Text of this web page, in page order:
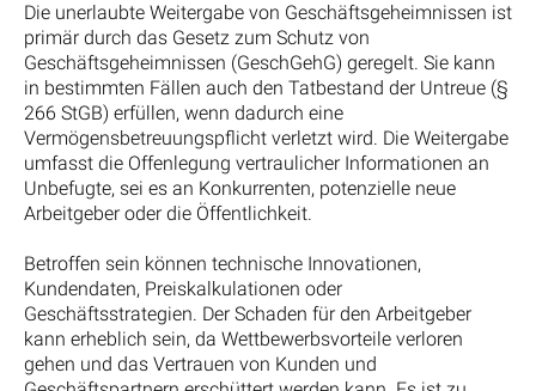
Die unerlaubte Weitergabe von Geschäftsgeheimnissen ist
primär durch das Gesetz zum Schutz von
Geschäftsgeheimnissen (GeschGehG) geregelt. Sie kann
in bestimmten Fällen auch den Tatbestand der Untreue (§
266 StGB) erfüllen, wenn dadurch eine
Vermögensbetreuungspflicht verletzt wird. Die Weitergabe
umfasst die Offenlegung vertraulicher Informationen an
Unbefugte, sei es an Konkurrenten, potenzielle neue
Arbeitgeber oder die Öffentlichkeit.
Betroffen sein können technische Innovationen,
Kundendaten, Preiskalkulationen oder
Geschäftsstrategien. Der Schaden für den Arbeitgeber
kann erheblich sein, da Wettbewerbsvorteile verloren
gehen und das Vertrauen von Kunden und